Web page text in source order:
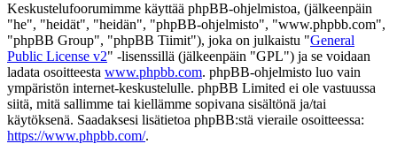
Keskustelufoorumimme käyttää phpBB-ohjelmistoa, (jälkeenpäin
"he", "heidät", "heidän", "phpBB-ohjelmisto", "www.phpbb.com",
"phpBB Group", "phpBB Tiimit"), joka on julkaistu "General
Public License v2" -lisenssillä (jälkeenpäin "GPL") ja se voidaan
ladata osoitteesta www.phpbb.com. phpBB-ohjelmisto luo vain
ympäristön internet-keskustelulle. phpBB Limited ei ole vastuussa
siitä, mitä sallimme tai kiellämme sopivana sisältönä ja/tai
käytöksenä. Saadaksesi lisätietoa phpBB:stä vieraile osoitteessa:
https://www.phpbb.com/.